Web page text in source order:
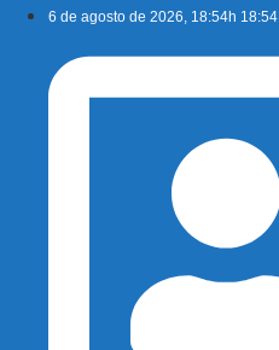
conteúdo
6 de agosto de 2026, 18:54h 18:54